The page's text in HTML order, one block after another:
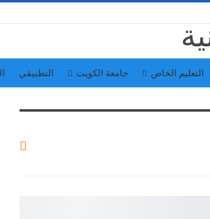
التعليم الخاص جامعة الكويت التطبيقي